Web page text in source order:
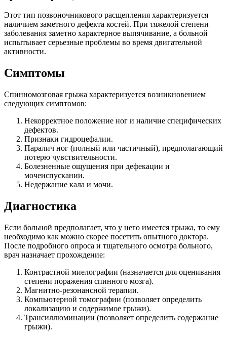
Этот тип позвоночникового расщепления характеризуется
наличием заметного дефекта костей. При тяжелой степени
заболевания заметно характерное выпячивание, а больной
испытывает серьезные проблемы во время двигательной
активности.
Симптомы
Спинномозговая грыжа характеризуется возникновением
следующих симптомов:
Некорректное положение ног и наличие специфических
дефектов.
Признаки гидроцефалии.
Паралич ног (полный или частичный), предполагающий
потерю чувствительности.
Болезненные ощущения при дефекации и
мочеиспускании.
Недержание кала и мочи.
Диагностика
Если больной предполагает, что у него имеется грыжа, то ему
необходимо как можно скорее посетить опытного доктора.
После подробного опроса и тщательного осмотра больного,
врач назначает прохождение:
Контрастной миелографии (назначается для оценивания
степени поражения спинного мозга).
Магнитно-резонансной терапии.
Компьютерной томографии (позволяет определить
локализацию и содержимое грыжи).
Трансиллюминации (позволяет определить содержание
грыжи).